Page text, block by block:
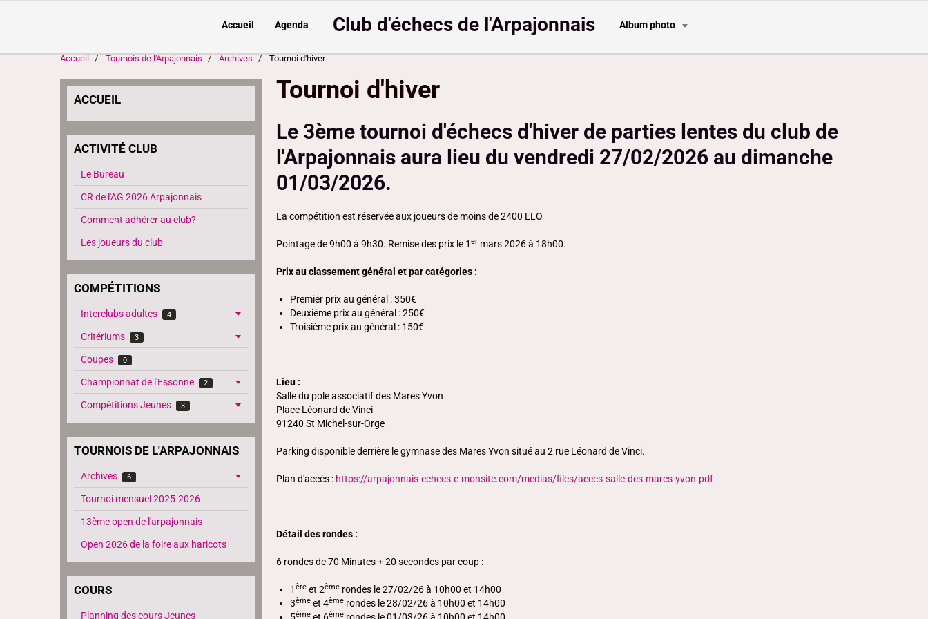
Accueil Agenda Club d'échecs de l'Arpajonnais Album photo
Accueil Tournois de l'Arpajonnais Archives Tournoi d'hiver
Tournoi d'hiver
Le 3ème tournoi d'échecs d'hiver de parties lentes du club de
l'Arpajonnais aura lieu du vendredi 27/02/2026 au dimanche
01/03/2026.
La compétition est réservée aux joueurs de moins de 2400 ELO
Pointage de 9h00 à 9h30. Remise des prix le 1 ermars 2026 à 18h00.
Prix au classement général et par catégories :
Premier prix au général : 350€
Deuxième prix au général : 250€
Troisième prix au général : 150€
Lieu :
Salle du pole associatif des Mares Yvon
Place Léonard de Vinci
91240 St Michel-sur-Orge
Parking disponible derrière le gymnase des Mares Yvon situé au 2 rue Léonard de Vinci.
Plan d'accès : https://arpajonnais-echecs.e-monsite.com/medias/files/acces-salle-des-mares-yvon.pdf
Détail des rondes :
6 rondes de 70 Minutes + 20 secondes par coup :
1 èreet 2èmerondes le 27/02/26 à 10h00 et 14h00
3èmeet 4èmerondes le 28/02/26 à 10h00 et 14h00
ème ème
ACCUEIL
ACTIVITÉ CLUB
Le Bureau
CR de l'AG 2026 Arpajonnais
Comment adhérer au club?
Les joueurs du club
COMPÉTITIONS
Interclubs adultes 4
Critériums 3
Coupes 0
Championnat de l'Essonne 2
Compétitions Jeunes 3
TOURNOIS DE L'ARPAJONNAIS
Archives 6
Tournoi mensuel 2025-2026
13ème open de l'arpajonnais
Open 2026 de la foire aux haricots
COURS
Planning des cours Jeunes